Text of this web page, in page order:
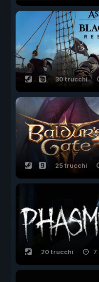
30 trucchi
25 trucchi
20 trucchi 7